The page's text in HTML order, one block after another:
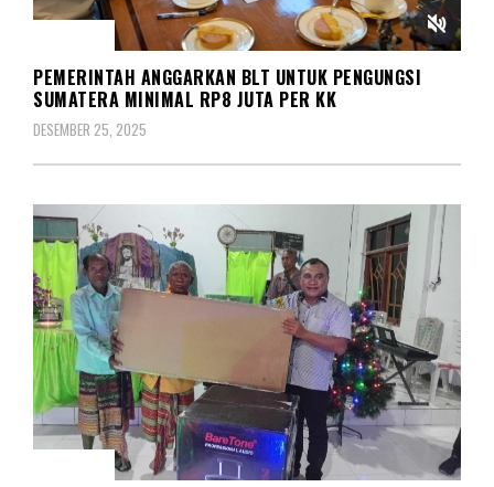
PEMERINTAH ANGGARKAN BLT UNTUK PENGUNGSI
SUMATERA MINIMAL RP8 JUTA PER KK
DESEMBER 25, 2025